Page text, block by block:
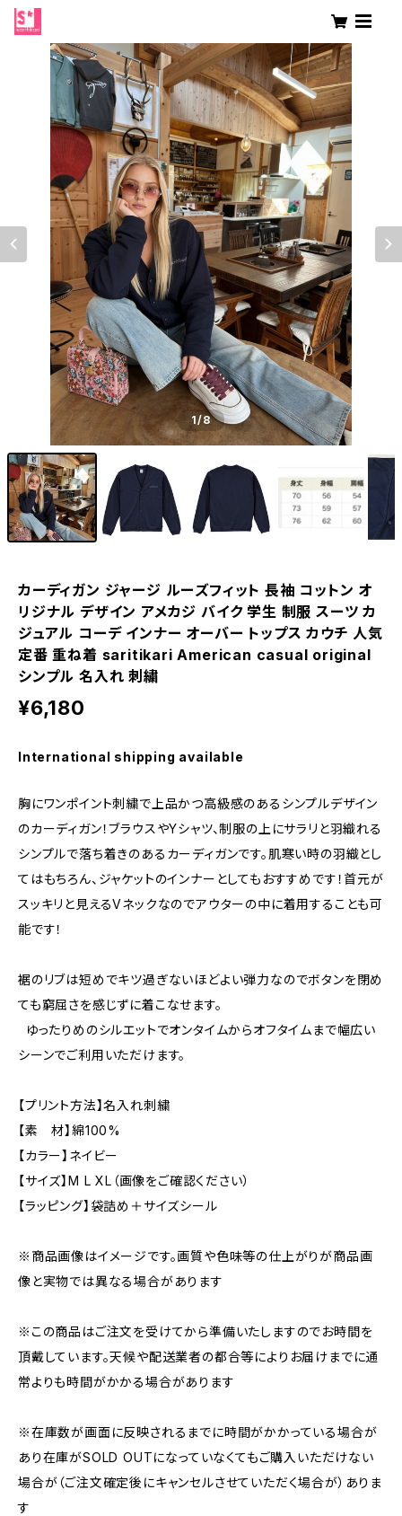
1/8
カーディガン ジャージ ルーズフィット 長袖 コットン オ
リジナル デザイン アメカジ バイク 学生 制服 スーツ カ
ジュアル コーデ インナー オーバー トップス カウチ 人気
定番 重ね着 saritikari American casual original
シンプル 名入れ 刺繍
¥6,180
International shipping available
胸にワンポイント刺繍で上品かつ高級感のあるシンプルデザイン
のカーディガン！ブラウスやYシャツ、制服の上にサラリと羽織れる
シンプルで落ち着きのあるカーディガンです。肌寒い時の羽織とし
てはもちろん、ジャケットのインナーとしてもおすすめです！首元が
スッキリと見えるVネックなのでアウターの中に着用することも可
能です！
裾のリブは短めでキツ過ぎないほどよい弾力なのでボタンを閉め
ても窮屈さを感じずに着こなせます。
ゆったりめのシルエットでオンタイムからオフタイムまで幅広い
シーンでご利用いただけます。
【プリント方法】名入れ刺繍
【素 材】綿100%
【カラー】ネイビー
【サイズ】M L XL（画像をご確認ください）
【ラッピング】袋詰め＋サイズシール
※商品画像はイメージです。画質や色味等の仕上がりが商品画
像と実物では異なる場合があります
※この商品はご注文を受けてから準備いたしますのでお時間を
頂戴しています。天候や配送業者の都合等によりお届けまでに通
常よりも時間がかかる場合があります
※在庫数が画面に反映されるまでに時間がかかっている場合が
あり在庫がSOLD OUTになっていなくてもご購入いただけない
場合が（ご注文確定後にキャンセルさせていただく場合が）ありま
す